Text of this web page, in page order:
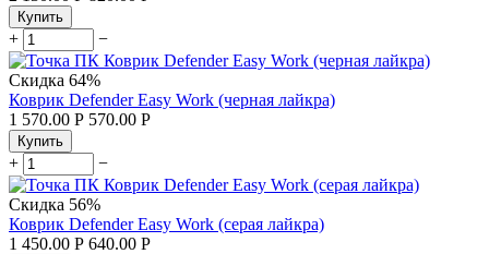
Купить
+ −
Скидка 64%
Коврик Defender Easy Work (черная лайкра)
1 570.00 Р 570.00 Р
Купить
+ −
Скидка 56%
Коврик Defender Easy Work (серая лайкра)
1 450.00 Р 640.00 Р